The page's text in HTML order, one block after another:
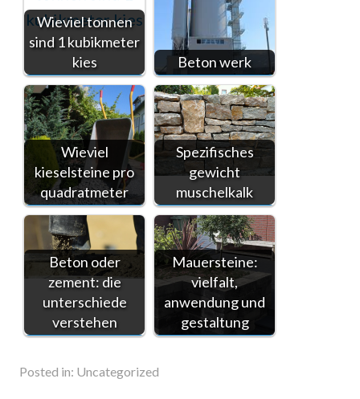
Wieviel tonnen
sind 1 kubikmeter
kies
Beton werk
Wieviel
kieselsteine pro
quadratmeter
Spezifisches
gewicht
muschelkalk
Beton oder
zement: die
unterschiede
verstehen
Mauersteine:
vielfalt,
anwendung und
gestaltung
Posted in: Uncategorized